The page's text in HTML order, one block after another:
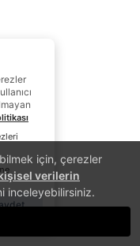
için, çerezler
verilerin
inceleyebilirsiniz.